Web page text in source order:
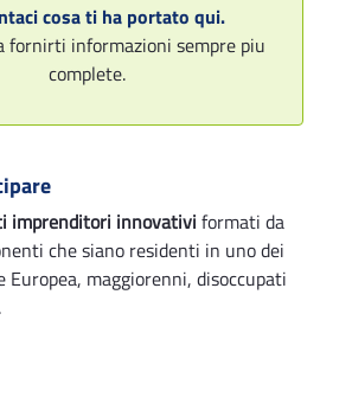
cosa ti ha portato qui.
fornirti informazioni sempre piu
complete.
imprenditori innovativi formati da
che siano residenti in uno dei
Europea, maggiorenni, disoccupati